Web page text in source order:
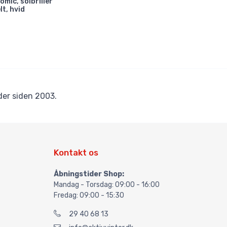
hvid
siden 2003.
Kontakt os
Åbningstider Shop:
Mandag - Torsdag: 09:00 - 16:00
Fredag: 09:00 - 15:30
29 40 68 13